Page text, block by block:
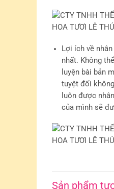
Lợi ích về
nhất. Không
luyện bài bản
tuyệt đối
luôn được
của mình sẽ
Sản phẩm